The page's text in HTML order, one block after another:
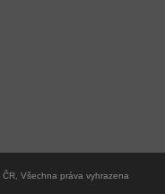
Všechna práva vyhrazena